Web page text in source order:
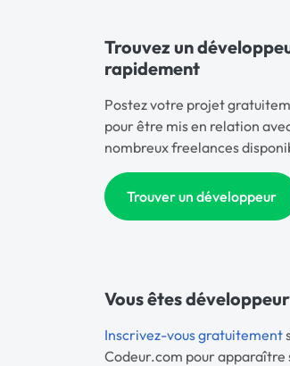
Trouvez un
rapidement
Postez votre projet
pour être mis en relation
nombreux freelances
Trouver un développeur
Vous êtes
Inscrivez-vous gratuitement
Codeur.com pour apparaître